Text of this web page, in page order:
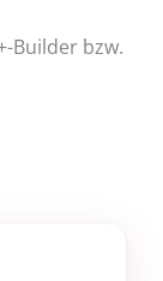
Builder bzw.